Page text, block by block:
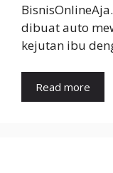
dibuat auto
kejutan ibu
Read more